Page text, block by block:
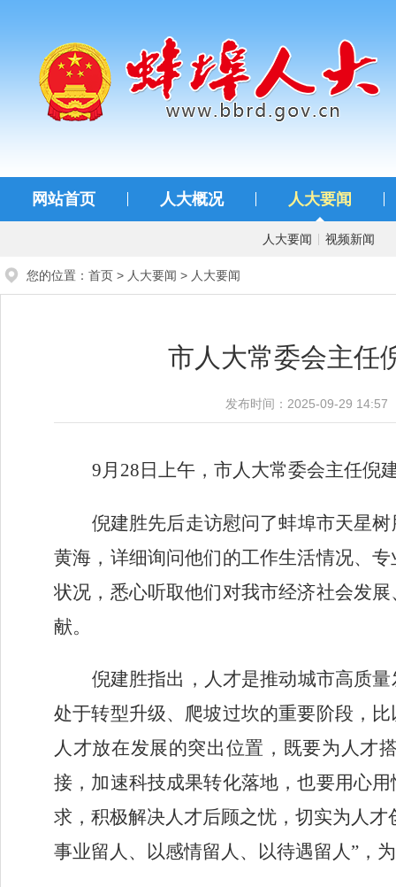
网站首页 人大概况 人大要闻
人大要闻 视频新闻
您的位置： 首页 > 人大要闻 > 人大要闻
市人大常委会主任
发布时间：2025-09-29
9月 28 日上午，市人大常委会主任倪
倪建胜先后走访慰问了蚌埠市天星
黄海，详细询问他们的工作生活情况、
状况，悉心听取他们对我市经济社会发
献。
倪建胜指出，人才是推动城市高质
处于转型升级、爬坡过坎的重要阶段，
人才放在发展的突出位置，既要为人才
接，加速科技成果转化落地，也要用心
求，积极解决人才后顾之忧，切实为人
事业留人、以感情留人、以待遇留人”，